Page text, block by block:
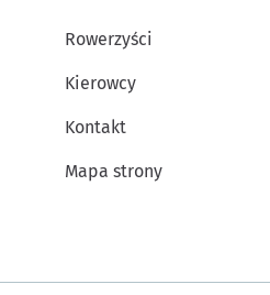
Rowerzyści
Kierowcy
Kontakt
Mapa strony